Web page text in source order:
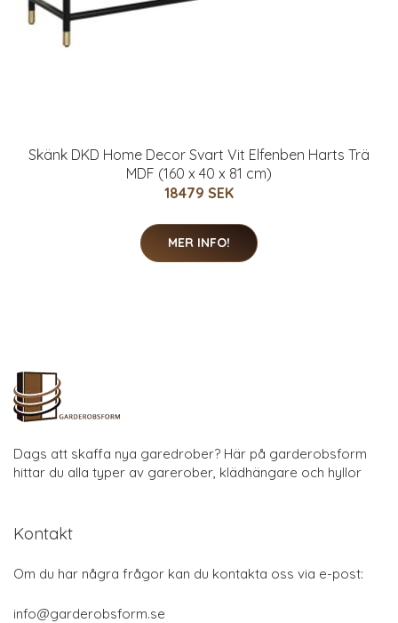
Skänk DKD Home Decor Svart Vit Elfenben Harts Trä
MDF (160 x 40 x 81 cm)
18479 SEK
MER INFO!
Dags att skaffa nya garedrober? Här på garderobsform
hittar du alla typer av garerober, klädhängare och hyllor
Kontakt
Om du har några frågor kan du kontakta oss via e-post:
info@garderobsform.se